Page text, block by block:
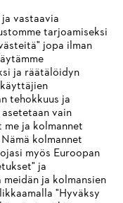
vastaavia
tarjoamiseksi
jopa ilman
ja räätälöidyn
tehokkuus ja
vain
ja kolmannet
kolmannet
myös Euroopan
ja
ja kolmansien
"Hyväksy